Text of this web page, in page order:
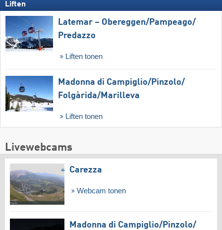
Liften
Latemar – Obereggen/​Pampeago/​
Predazzo
Liften tonen
Madonna di Campiglio/​Pinzolo/​
Folgàrida/​Marilleva
Liften tonen
Livewebcams
Carezza
Webcam tonen
Madonna di Campiglio/​Pinzolo/​